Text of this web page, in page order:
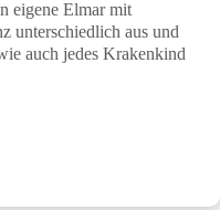
eigene Elmar mit
unterschiedlich aus und
auch jedes Krakenkind